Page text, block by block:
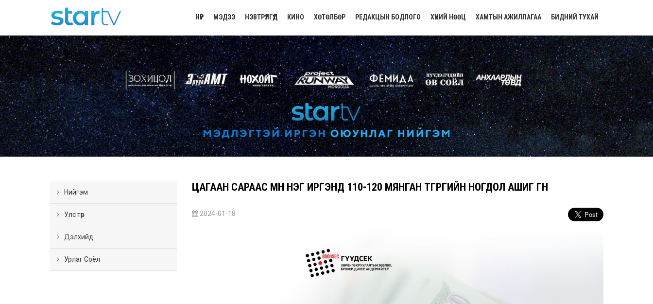
НҮҮР МЭДЭЭ НЭВТРҮҮЛГҮҮД КИНО ХӨТӨЛБӨР РЕДАКЦЫН БОДЛОГО ХҮНИЙ НӨӨЦ ХАМТЫН АЖИЛЛАГАА БИДНИЙ ТУХАЙ
Нийгэм
Улс төр
Дэлхийд
Урлаг Соёл
ЦАГААН САРААС ӨМНӨ НЭГ ИРГЭНД 110-120 МЯНГАН ТӨГРӨГИЙН НОГДОЛ АШИГ ӨГНӨ
2024-01-18